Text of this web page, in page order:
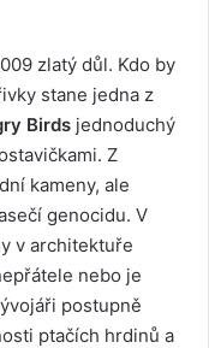
zlatý důl. Kdo by
stane jedna z
Birds jednoduchý
Z
kameny, ale
genocidu. V
v architektuře
nebo je
postupně
ptačích hrdinů a